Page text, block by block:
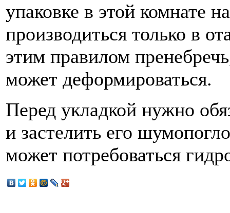
упаковке в этой комнате
производиться только в
этим правилом
может деформироваться.
Перед укладкой нужно
и застелить его
может потребоваться